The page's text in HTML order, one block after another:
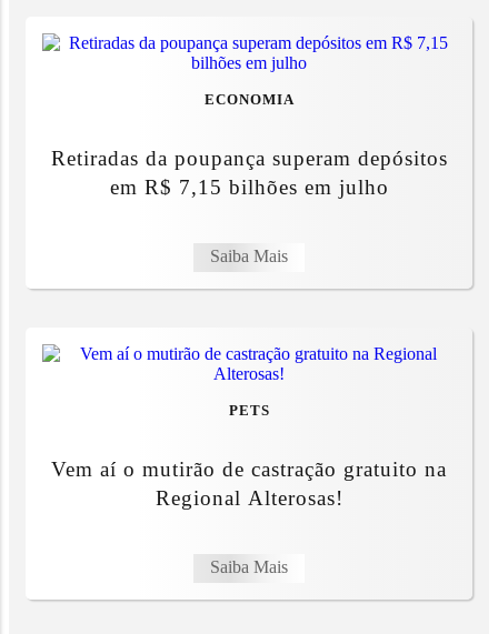
ECONOMIA
Retiradas da poupança superam depósitos
em R$ 7,15 bilhões em julho
Saiba Mais
PETS
Vem aí o mutirão de castração gratuito na
Regional Alterosas!
Saiba Mais